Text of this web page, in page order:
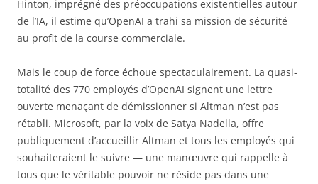
Hinton, imprégné des préoccupations existentielles autour
de l’IA, il estime qu’OpenAI a trahi sa mission de sécurité
au profit de la course commerciale.
Mais le coup de force échoue spectaculairement. La quasi-
totalité des 770 employés d’OpenAI signent une lettre
ouverte menaçant de démissionner si Altman n’est pas
rétabli. Microsoft, par la voix de Satya Nadella, offre
publiquement d’accueillir Altman et tous les employés qui
souhaiteraient le suivre — une manœuvre qui rappelle à
tous que le véritable pouvoir ne réside pas dans une